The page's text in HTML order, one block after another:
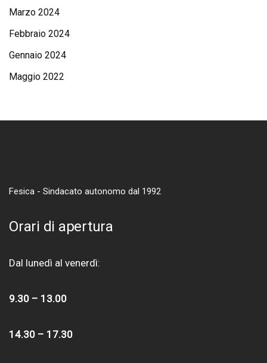
Marzo 2024
Febbraio 2024
Gennaio 2024
Maggio 2022
Fesica - Sindacato autonomo dal 1992
Orari di apertura
Dal lunedì al venerdì:
9.30 – 13.00
14.30 – 17.30